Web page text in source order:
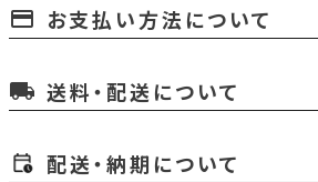
payment お支払い方法について
local_shipping 送料・配送について
配送・納期について